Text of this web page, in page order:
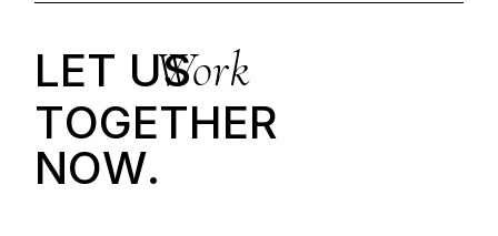
LET USWork
TOGETHER
NOW.